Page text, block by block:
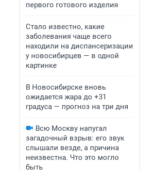
первого готового изделия
Стало известно, какие
заболевания чаще всего
находили на диспансеризации
у новосибирцев — в одной
картинке
В Новосибирске вновь
ожидается жара до +31
градуса — прогноз на три дня
Всю Москву напугал
загадочный взрыв: его звук
слышали везде, а причина
неизвестна. Что это могло
быть